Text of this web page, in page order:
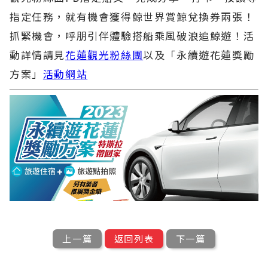
指定任務，就有機會獲得鯨世界賞鯨兌換券兩張！
抓緊機會，呼朋引伴體驗搭船乘風破浪追鯨遊！活
動詳情請見花蓮觀光粉絲團以及「永續遊花蓮獎勵
方案」 活動網站
上一篇 返回列表 下一篇